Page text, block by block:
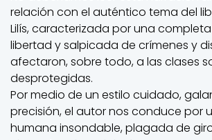
relación con el auténtico tema del
Lilís, caracterizada por una
libertad y salpicada de crímenes y
afectaron, sobre todo, a las clases
desprotegidas.
Por medio de un estilo cuidado,
precisión, el autor nos conduce por
humana insondable, plagada de